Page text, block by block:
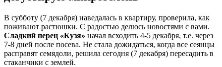
В субботу (7 декабря) наведалась в квартиру, проверила, как
поживают растюшки. С радостью делюсь новостями с вами.
Сладкий перец «Кузя» начал всходить 4-5 декабря, т.е. через
7-8 дней после посева. Не стала дожидаться, когда все сеянцы
расправят семядоли, решила сегодня (7 декабря) пересадить в
стаканчики с землей.